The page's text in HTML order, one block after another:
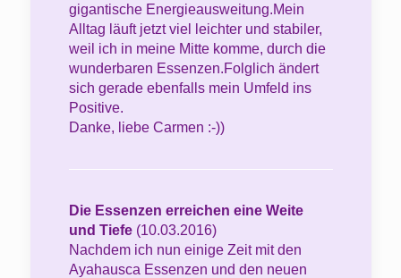
gigantische Energieausweitung.Mein
Alltag läuft jetzt viel leichter und stabiler,
weil ich in meine Mitte komme, durch die
wunderbaren Essenzen.Folglich ändert
sich gerade ebenfalls mein Umfeld ins
Positive.
Danke, liebe Carmen :-))
Die Essenzen erreichen eine Weite
und Tiefe (10.03.2016)
Nachdem ich nun einige Zeit mit den
Ayahausca Essenzen und den neuen